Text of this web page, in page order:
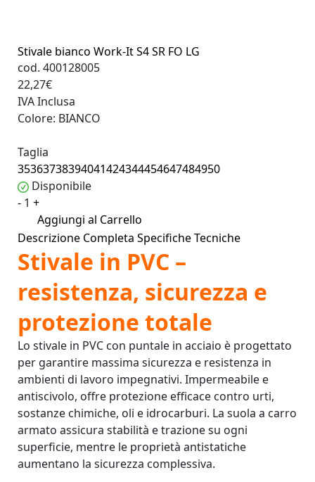
Stivale bianco Work-It S4 SR FO LG
cod. 400128005
22,27€
IVA Inclusa
Colore: BIANCO
Taglia
35363738394041424344454647484950
Disponibile
- 1 +
Aggiungi al Carrello
Descrizione Completa Specifiche Tecniche
Stivale in PVC –
resistenza, sicurezza e
protezione totale
Lo stivale in PVC con puntale in acciaio è progettato
per garantire massima sicurezza e resistenza in
ambienti di lavoro impegnativi. Impermeabile e
antiscivolo, offre protezione efficace contro urti,
sostanze chimiche, oli e idrocarburi. La suola a carro
armato assicura stabilità e trazione su ogni
superficie, mentre le proprietà antistatiche
aumentano la sicurezza complessiva.